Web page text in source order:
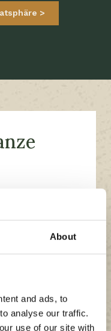
About
and ads, to
analyse our traffic.
use of our site with
Ihnen und Ihrer
bei uns nie